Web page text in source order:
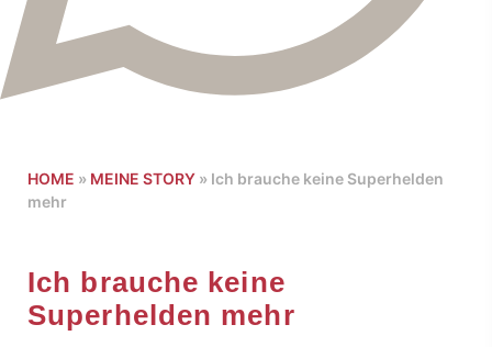
HOME » MEINE STORY » Ich brauche keine Superhelden
mehr
Ich brauche keine
Superhelden mehr